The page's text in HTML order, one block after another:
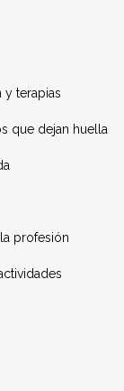
y terapias
que dejan huella
profesión